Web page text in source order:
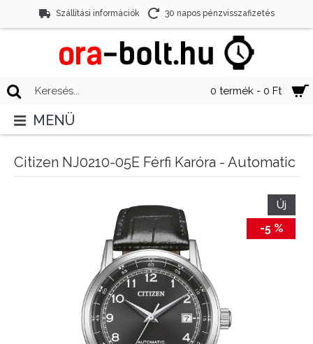
Szállítási információk 30 napos pénzvisszafizetés
0 termék - 0 Ft
MENÜ
Citizen NJ0210-05E Férfi Karóra - Automatic
Új
-5 %